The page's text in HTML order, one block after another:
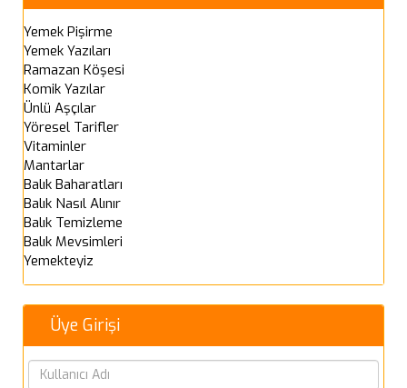
Yemek Pişirme
Yemek Yazıları
Ramazan Köşesi
Komik Yazılar
Ünlü Aşçılar
Yöresel Tarifler
Vitaminler
Mantarlar
Balık Baharatları
Balık Nasıl Alınır
Balık Temizleme
Balık Mevsimleri
Yemekteyiz
Üye Girişi